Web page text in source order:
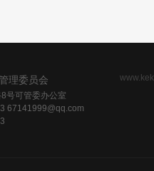
理委员会
号可管委办公室
67141999@qq.com